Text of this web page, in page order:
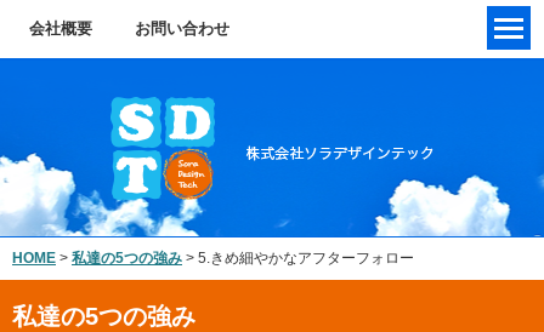
会社概要 お問い合わせ
HOME > 私達の5つの強み > 5.きめ細やかなアフターフォロー